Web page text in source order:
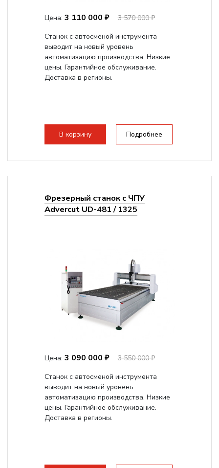
Цена: 3 110 000 ₽
3 570 000 ₽
Станок с автосменой инструмента
выводит на новый уровень
автоматизацию производства. Низкие
цены. Гарантийное обслуживание.
Доставка в регионы.
В корзину Подробнее
Фрезерный станок с ЧПУ
Advercut UD-481 / 1325
Цена: 3 090 000 ₽
3 550 000 ₽
Станок с автосменой инструмента
выводит на новый уровень
автоматизацию производства. Низкие
цены. Гарантийное обслуживание.
Доставка в регионы.